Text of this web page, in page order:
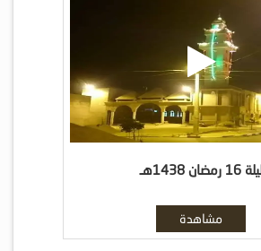
16 رمضان 1438هـ
مشاهدة